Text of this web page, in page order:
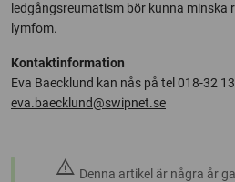
ledgångsreumatism bör kunna minska
lymfom.
Kontaktinformation
Eva Baecklund kan nås på tel 018-32
eva.baecklund@swipnet.se
warning Denna artikel är några år